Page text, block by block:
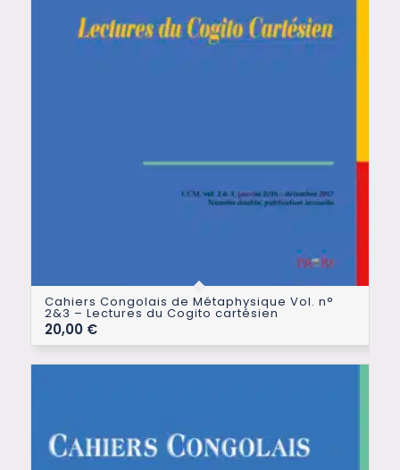
Cahiers Congolais de Métaphysique Vol. n°
2&3 – Lectures du Cogito cartésien
20,00 €